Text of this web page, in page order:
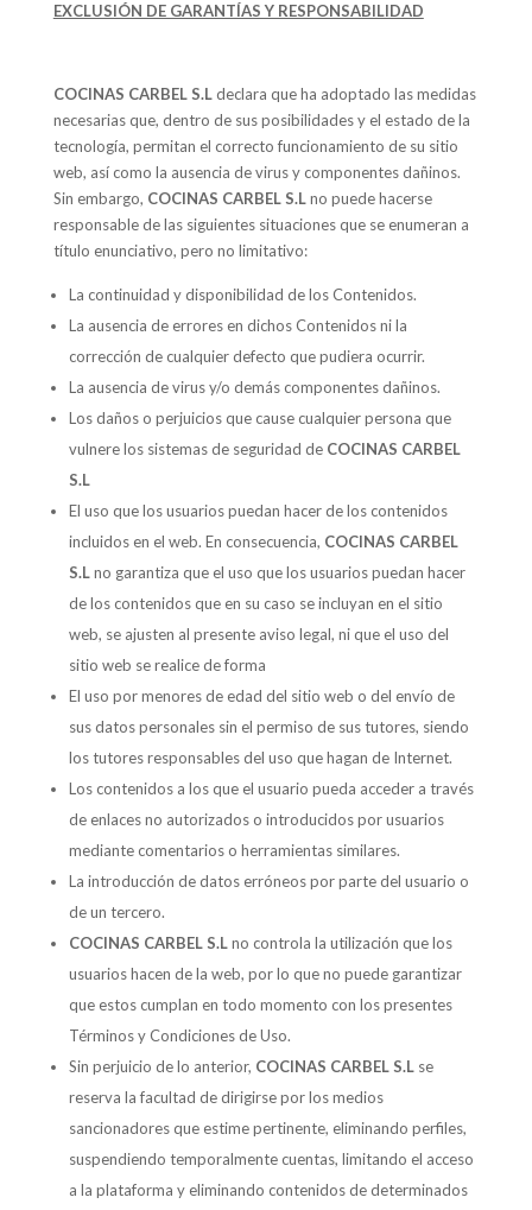
EXCLUSIÓN DE GARANTÍAS Y RESPONSABILIDAD
COCINAS CARBEL S.Ldeclara que ha adoptado las medidas
necesarias que, dentro de sus posibilidades y el estado de la
tecnología, permitan el correcto funcionamiento de su sitio
web, así como la ausencia de virus y componentes dañinos.
Sin embargo, COCINAS CARBEL S.Lno puede hacerse
responsable de las siguientes situaciones que se enumeran a
título enunciativo, pero no limitativo:
La continuidad y disponibilidad de los Contenidos.
La ausencia de errores en dichos Contenidos ni la
corrección de cualquier defecto que pudiera ocurrir.
La ausencia de virus y/o demás componentes dañinos.
Los daños o perjuicios que cause cualquier persona que
vulnere los sistemas de seguridad de COCINAS CARBEL
S.L
El uso que los usuarios puedan hacer de los contenidos
incluidos en el web. En consecuencia, COCINAS CARBEL
S.Lno garantiza que el uso que los usuarios puedan hacer
de los contenidos que en su caso se incluyan en el sitio
web, se ajusten al presente aviso legal, ni que el uso del
sitio web se realice de forma
El uso por menores de edad del sitio web o del envío de
sus datos personales sin el permiso de sus tutores, siendo
los tutores responsables del uso que hagan de Internet.
Los contenidos a los que el usuario pueda acceder a través
de enlaces no autorizados o introducidos por usuarios
mediante comentarios o herramientas similares.
La introducción de datos erróneos por parte del usuario o
de un tercero.
COCINAS CARBEL S.Lno controla la utilización que los
usuarios hacen de la web, por lo que no puede garantizar
que estos cumplan en todo momento con los presentes
Términos y Condiciones de Uso.
Sin perjuicio de lo anterior, COCINAS CARBEL S.L se
reserva la facultad de dirigirse por los medios
sancionadores que estime pertinente, eliminando perfiles,
suspendiendo temporalmente cuentas, limitando el acceso
a la plataforma y eliminando contenidos de determinados